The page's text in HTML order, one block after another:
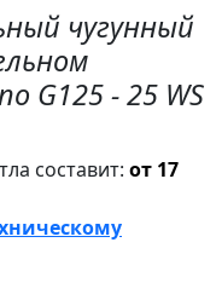
чугунный
G125 - 25 WS
составит: от 17